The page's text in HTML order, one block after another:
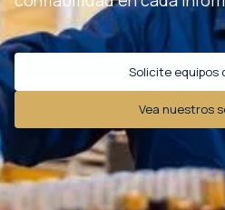
Solicite equipos
Vea nuestros